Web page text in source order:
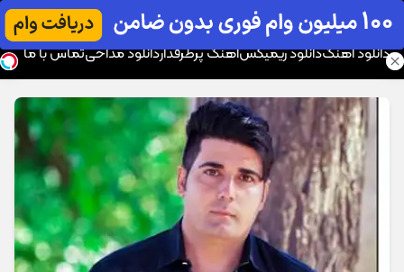
موزیک تار
دانلود آهنگدانلود ریمیکسآهنگ پرطرفداردانلود مداحیتماس با ما